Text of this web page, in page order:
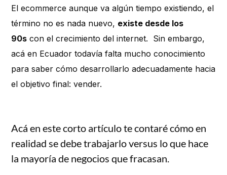
El ecommerce aunque va algún tiempo existiendo, el
término no es nada nuevo, existe desde los
90s con el crecimiento del internet. Sin embargo,
acá en Ecuador todavía falta mucho conocimiento
para saber cómo desarrollarlo adecuadamente hacia
el objetivo final: vender.
Acá en este corto artículo te contaré cómo en
realidad se debe trabajarlo versus lo que hace
la mayoría de negocios que fracasan.